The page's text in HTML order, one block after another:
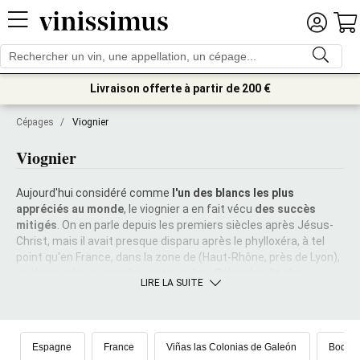
Livraison offerte à partir de 200 €
Cépages / Viognier
Viognier
Aujourd'hui considéré comme l'un des blancs les plus
appréciés au monde, le viognier a en fait vécu des succès
mitigés . On en parle depuis les premiers siècles après Jésus-
Christ, mais il avait presque disparu après le phylloxéra, à tel
point qu'en France, dans la zone de (Haut-Rhône, près de Lyon),
génétiques récentes, il est apparenté à des raisins rouges
fruitées marquées
et des senteurs grillées au fur et à mesure
de son évolution, même si en général il n'est pas
LIRE LA SUITE
Espagne France Viñas las Colonias de Galeón